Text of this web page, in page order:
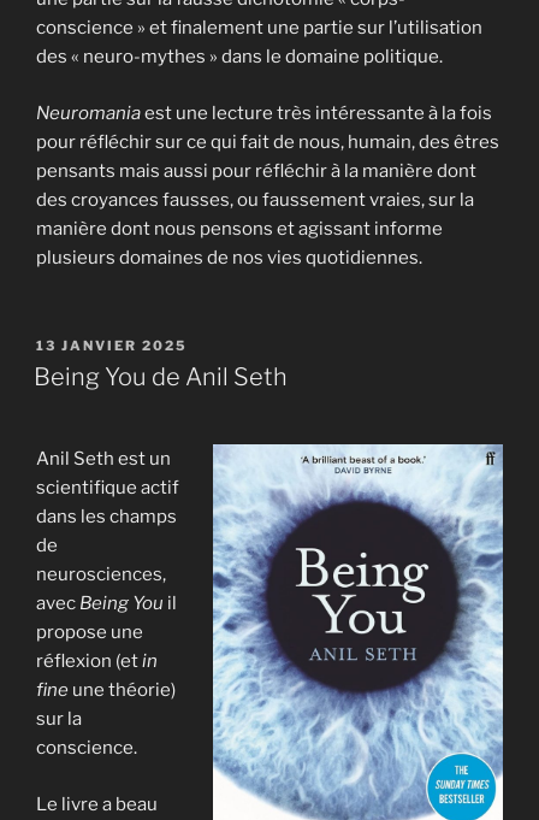
conscience » et finalement une partie sur l’utilisation
des « neuro-mythes » dans le domaine politique.
Neuromaniaest une lecture très intéressante à la fois
pour réfléchir sur ce qui fait de nous, humain, des êtres
pensants mais aussi pour réfléchir à la manière dont
des croyances fausses, ou faussement vraies, sur la
manière dont nous pensons et agissant informe
plusieurs domaines de nos vies quotidiennes.
PUBLIÉ
LE
13 JANVIER 2025
Being You de Anil Seth
Anil Seth est un
scientifique actif
dans les champs
de
neurosciences,
avec Being You il
propose une
réflexion (etin
fine une théorie)
sur la
conscience.
Le livre a beau